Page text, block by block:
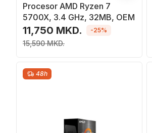
Procesor AMD Ryzen 7
5700X, 3.4 GHz, 32MB, OEM
11,750 MKD.
15,590 MKD.
-25%
48h